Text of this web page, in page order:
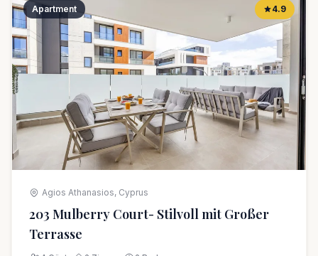
Apartment 4.9
Agios Athanasios, Cyprus
203 Mulberry Court- Stilvoll mit Großer
Terrasse